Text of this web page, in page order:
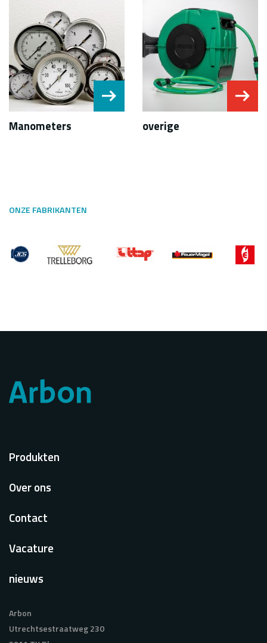
Manometers overige
ONZE FABRIKANTEN
Voet
Produkten
Over ons
Contact
Vacature
nieuws
Arbon
Utrechtsestraatweg 230